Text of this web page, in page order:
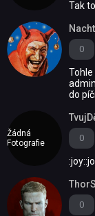
Tak
0
Tohle
do
Žádná
Fotografie
0
0